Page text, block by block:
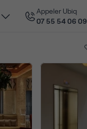
Appeler Ubiq
07 55 54 06 09